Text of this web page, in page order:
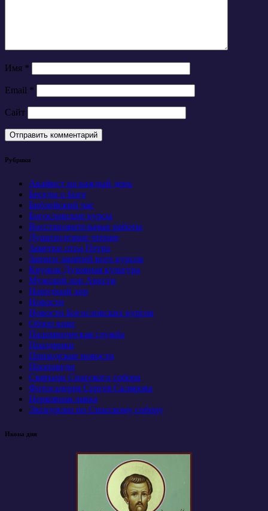
Имя *
Email *
Сайт
Рубрики
Акафист на каждый день
Беседы о Боге
Библейский час
Богословские курсы
Восстановительные работы
Душеполезное чтение
Заметки отца Петра
Записи занятий всех курсов
Кружок Духовная культура
Мужской хор Анести
Народный хор
Новости
Новости Богословских курсов
Обзор книг
Паломническая служба
Праздники
Приходские новости
Проповеди
Святыни Спасского собора
Фотогалерея Сергея Склярова
Церковная лавка
Экскурсии по Спасскому собору
Икона дня